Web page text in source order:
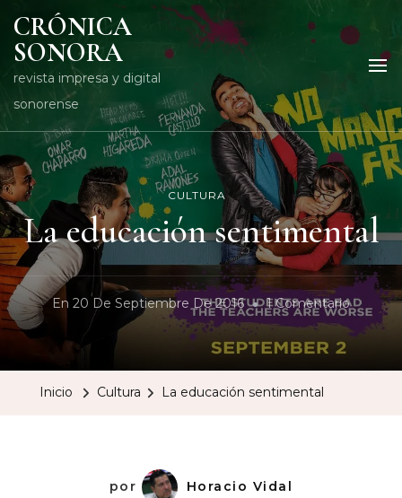
CRÓNICA
SONORA
revista impresa y digital
sonorense
CULTURA
La educación sentimental
En 20 De Septiembre De 2016 1 ComentarioEn
La
Inicio Cultura La educación sentimental
por Horacio Vidal